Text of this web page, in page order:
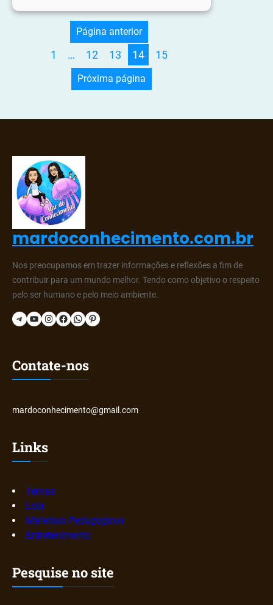
de
Química:
Hidrocarbonetos
Página anterior
1 … 12 13 14 15
Próxima página
mardoconhecimento.com.br
Nos preocupamos em trazer informações e reflexões a fim de
contribuir para um mundo melhor. Tendo como objetivo o respeito
pelo ser humano e pelo meio ambiente.
Telegram YouTube Instagram Facebook WhatsApp Pinterest
Contate-nos
mardoconhecimento@gmail.com
Links
Temas
Loja
Materiais Pedagógicos
Entretenimento
Pesquise no site